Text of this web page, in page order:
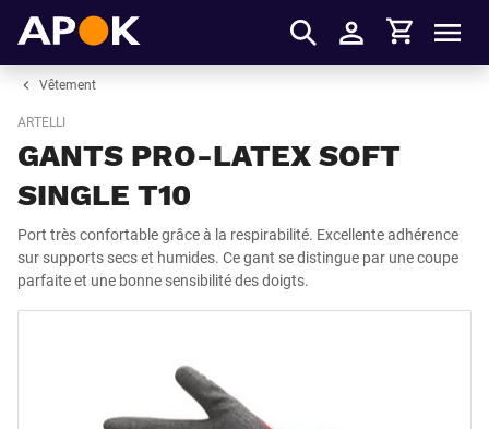
S'identifier
Panier
Vêtement
ARTELLI
GANTS PRO-LATEX SOFT
SINGLE T10
Port très confortable grâce à la respirabilité. Excellente adhérence
sur supports secs et humides. Ce gant se distingue par une coupe
parfaite et une bonne sensibilité des doigts.